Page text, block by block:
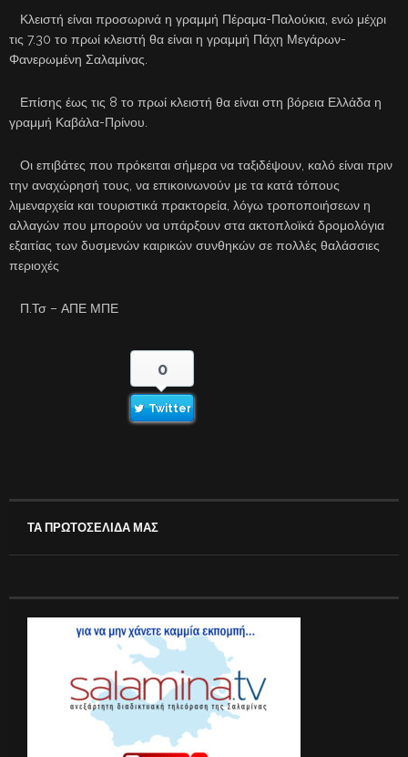
Κλειστή είναι προσωρινά η γραμμή Πέραμα-Παλούκια, ενώ μέχρι
τις 7.30 το πρωί κλειστή θα είναι η γραμμή Πάχη Μεγάρων-
Φανερωμένη Σαλαμίνας.
Επίσης έως τις 8 το πρωί κλειστή θα είναι στη βόρεια Ελλάδα η
γραμμή Καβάλα-Πρίνου.
Οι επιβάτες που πρόκειται σήμερα να ταξιδέψουν, καλό είναι πριν
την αναχώρησή τους, να επικοινωνούν με τα κατά τόπους
λιμεναρχεία και τουριστικά πρακτορεία, λόγω τροποποιήσεων η
αλλαγών που μπορούν να υπάρξουν στα ακτοπλοϊκά δρομολόγια
εξαιτίας των δυσμενών καιρικών συνθηκών σε πολλές θαλάσσιες
περιοχές
Π.Τσ – ΑΠΕ ΜΠΕ
0
Twitter
ΤΑ ΠΡΩΤΟΣΕΛΙΔΑ ΜΑΣ